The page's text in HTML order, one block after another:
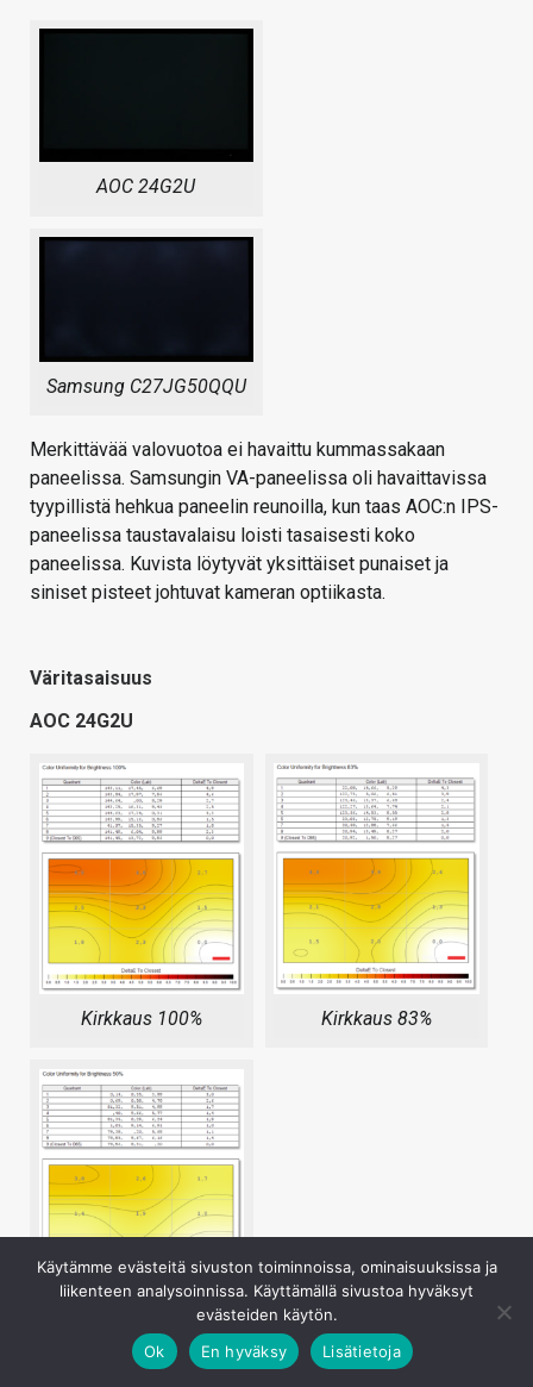
AOC 24G2U
Samsung C27JG50QQU
Merkittävää valovuotoa ei havaittu kummassakaan
paneelissa. Samsungin VA-paneelissa oli havaittavissa
tyypillistä hehkua paneelin reunoilla, kun taas AOC:n IPS-
paneelissa taustavalaisu loisti tasaisesti koko
paneelissa. Kuvista löytyvät yksittäiset punaiset ja
siniset pisteet johtuvat kameran optiikasta.
Väritasaisuus
AOC 24G2U
Kirkkaus 100% Kirkkaus 83%
Kirkkaus 50%
Käytämme evästeitä sivuston toiminnoissa, ominaisuuksissa ja
liikenteen analysoinnissa. Käyttämällä sivustoa hyväksyt
evästeiden käytön.
Ok
En hyväksy Lisätietoja